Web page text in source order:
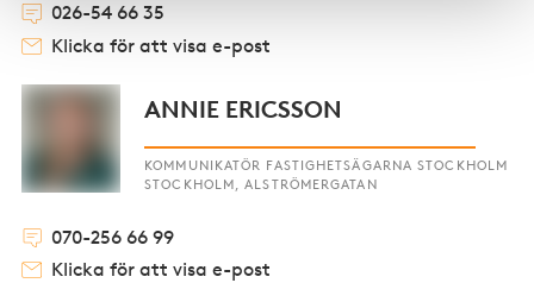
026-54 66 35
Klicka för att visa e-post
ANNIE ERICSSON
KOMMUNIKATÖR FASTIGHETSÄGARNA STOCKHOLM
STOCKHOLM, ALSTRÖMERGATAN
070-256 66 99
Klicka för att visa e-post